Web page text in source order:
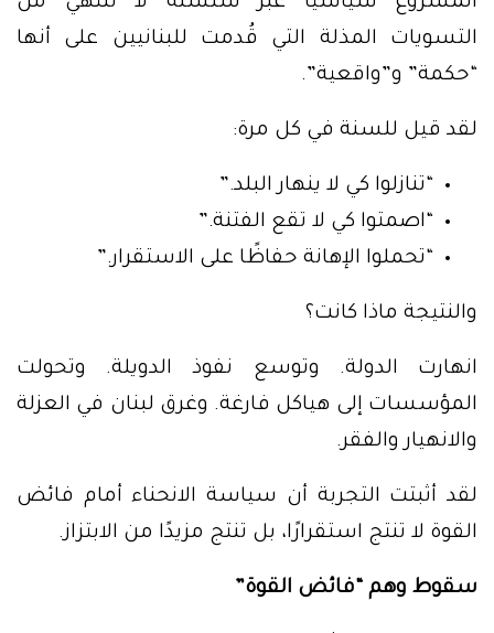
التسويات المذلة التي قُدمت للبنانيين على أنها
“حكمة” و”واقعية”.
لقد قيل للسنة في كل مرة:
“تنازلوا كي لا ينهار البلد.”
“اصمتوا كي لا تقع الفتنة.”
“تحملوا الإهانة حفاظًا على الاستقرار.”
والنتيجة ماذا كانت؟
انهارت الدولة. وتوسع نفوذ الدويلة. وتحولت
المؤسسات إلى هياكل فارغة. وغرق لبنان في العزلة
والانهيار والفقر.
لقد أثبتت التجربة أن سياسة الانحناء أمام فائض
القوة لا تنتج استقرارًا، بل تنتج مزيدًا من الابتزاز.
سقوط وهم “فائض القوة”